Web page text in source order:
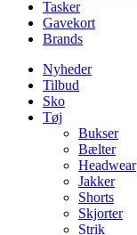
Tasker
Gavekort
Brands
Nyheder
Tilbud
Sko
Tøj
Bukser
Bælter
Headwear
Jakker
Shorts
Skjorter
Strik